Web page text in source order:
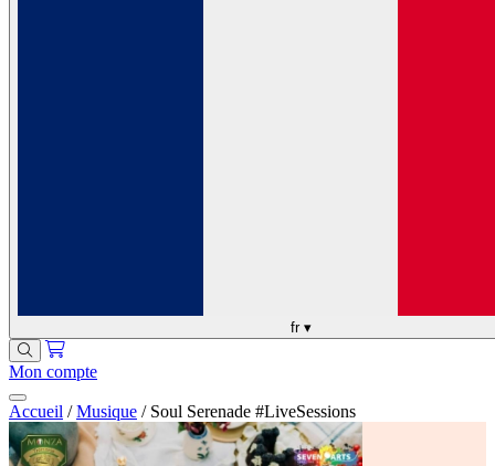
fr ▾
Mon compte
Accueil / Musique / Soul Serenade #LiveSessions